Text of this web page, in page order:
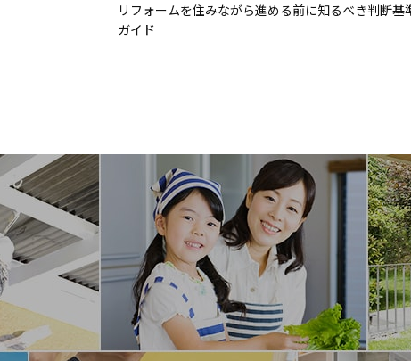
リフォームを住みながら進める前に知るべき判断
ガイド